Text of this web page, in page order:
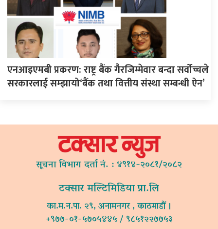
एनआइएमबी प्रकरण: राष्ट्र बैंक गैरजिम्मेवार बन्दा सर्वोच्चले
सरकारलाई सम्झायो‘बैंक तथा वित्तीय संस्था सम्बन्धी ऐन’
सूचना विभाग दर्ता नं. : ४९१४-२०८१/२०८२
टक्सार मल्टिमिडिया प्रा.लि
का.म.न.पा. २९, अनामनगर , काठमाडौं ।
+९७७-०१-५७०५४४५ / ९८५१२२७७५३